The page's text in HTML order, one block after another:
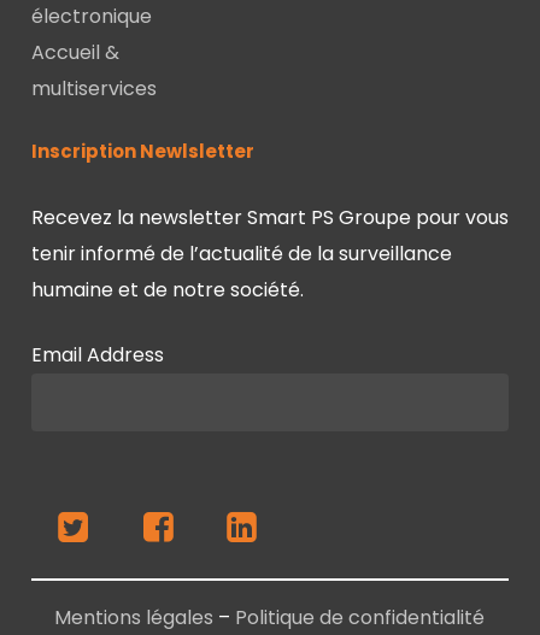
électronique
Accueil &
multiservices
Inscription Newlsletter
Recevez la newsletter Smart PS Groupe pour vous
tenir informé de l’actualité de la surveillance
humaine et de notre société.
Email Address
Mentions légales – Politique de confidentialité